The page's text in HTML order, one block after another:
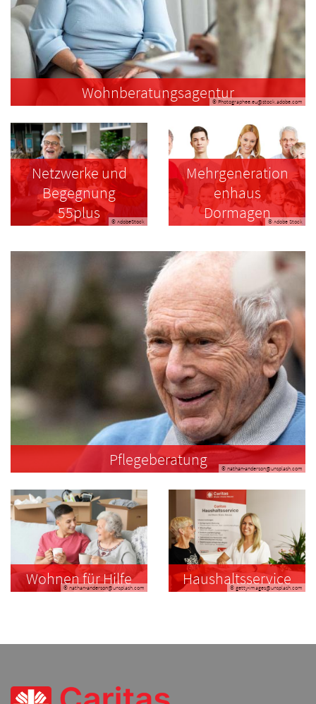
© Photographee.eu@stock.adobe.com
Wohnberatungsagentur
© AdobeStock
Netzwerke und
Begegnung
55plus
© Adobe Stock
Mehrgeneration
enhaus
Dormagen
© nathan-anderson@unsplash.com
Pflegeberatung
© nathan-anderson@unsplash.com
Wohnen für Hilfe © getty-images@unsplash.com
Haushaltsservice